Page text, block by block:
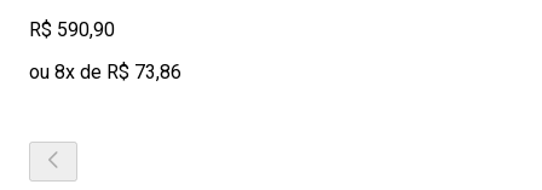
R$ 590,90
ou 8x de R$ 73,86